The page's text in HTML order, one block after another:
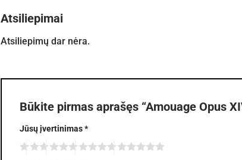
Atsiliepimai
Atsiliepimų dar nėra.
Būkite pirmas aprašęs “Amouage Opus
Jūsų įvertinimas*